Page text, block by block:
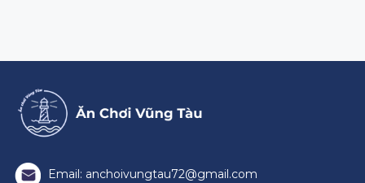
Email: anchoivungtau72@gmail.com